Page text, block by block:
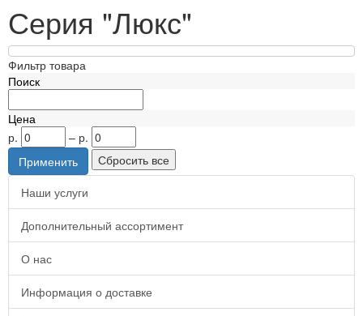
Серия "Люкс"
Фильтр товара
Поиск
Цена
р.
– р.
Наши услуги
Дополнительный ассортимент
О нас
Информация о доставке